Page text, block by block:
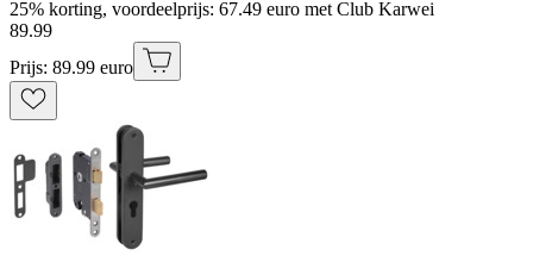
25% korting, voordeelprijs: 67.49 euro met Club Karwei
89.99
Prijs: 89.99 euro